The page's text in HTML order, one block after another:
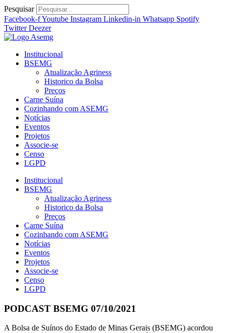
Ir
para
o
conteúdo
Pesquisar
Facebook-fYoutube Instagram Linkedin-in Whatsapp Spotify
Twitter Deezer
Institucional
BSEMG
Atualização Agriness
Historico da Bolsa
Preços
Carne Suína
Cozinhando com ASEMG
Notícias
Eventos
Projetos
Associe-se
Censo
LGPD
Institucional
BSEMG
Atualização Agriness
Historico da Bolsa
Preços
Carne Suína
Cozinhando com ASEMG
Notícias
Eventos
Projetos
Associe-se
Censo
LGPD
PODCAST BSEMG 07/10/2021
A Bolsa de Suínos do Estado de Minas Gerais (BSEMG) acordou